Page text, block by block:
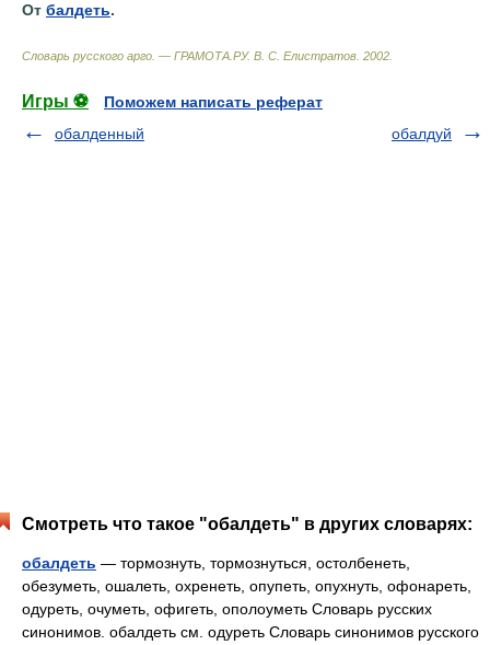
От балдеть.
Словарь русского арго. — ГРАМОТА.РУ. В. С. Елистратов 2002
Игры ⚽
Поможем написать реферат
обалденный
обалдуй
Смотреть что такое "обалдеть" в других словарях:
обалдеть — тормознуть, тормознуться, остолбенеть,
обезуметь, ошалеть, охренеть, опупеть, опухнуть, офонареть,
одуреть, очуметь, офигеть, ополоуметь Словарь русских
синонимов. обалдеть см. одуреть Словарь синонимов русского